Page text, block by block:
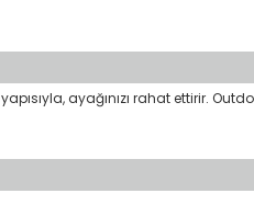
ayağınızı rahat ettirir.